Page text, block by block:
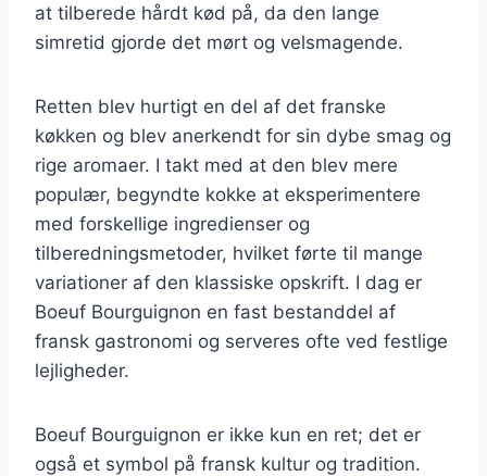
at tilberede hårdt kød på, da den lange
simretid gjorde det mørt og velsmagende.
Retten blev hurtigt en del af det franske
køkken og blev anerkendt for sin dybe smag og
rige aromaer. I takt med at den blev mere
populær, begyndte kokke at eksperimentere
med forskellige ingredienser og
tilberedningsmetoder, hvilket førte til mange
variationer af den klassiske opskrift. I dag er
Boeuf Bourguignon en fast bestanddel af
fransk gastronomi og serveres ofte ved festlige
lejligheder.
Boeuf Bourguignon er ikke kun en ret; det er
også et symbol på fransk kultur og tradition.